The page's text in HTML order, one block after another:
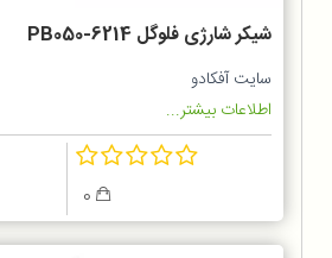
شیکر شارژی فلوگل PB050-6214
سایت آفکادو
اطلاعات بیشتر...